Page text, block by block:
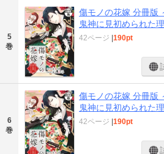
5
巻
傷モノの花嫁 分冊版
鬼神に見初められた
42ページ 190pt
6
巻
傷モノの花嫁 分冊版
鬼神に見初められた
42ページ 190pt